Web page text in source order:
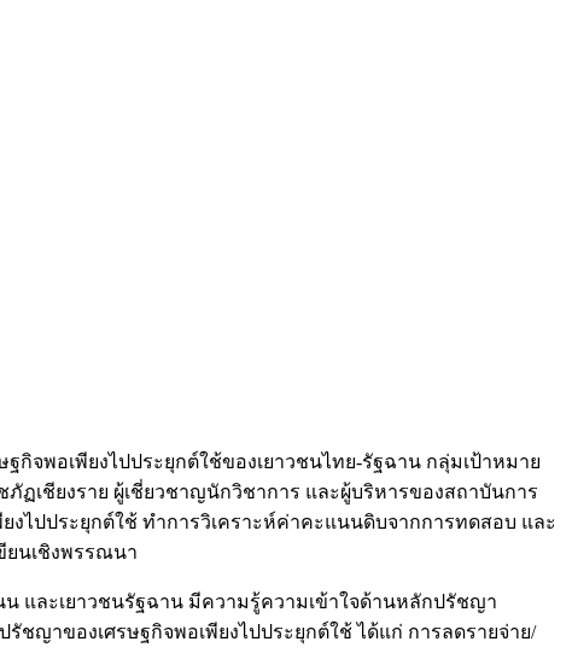
จพอเพียงไปประยุกต์ใช้ของเยาวชนไทย-รัฐฉาน กลุ่มเป้าหมาย
ฏเชียงราย ผู้เชี่ยวชาญนักวิชาการ และผู้บริหารของสถาบันการ
ไปประยุกต์ใช้ ทำการวิเคราะห์ค่าคะแนนดิบจากการทดสอบ และ
ยนเชิงพรรณนา
และเยาวชนรัฐฉาน มีความรู้ความเข้าใจด้านหลักปรัชญา
ชญาของเศรษฐกิจพอเพียงไปประยุกต์ใช้ ได้แก่ การลดรายจ่าย/